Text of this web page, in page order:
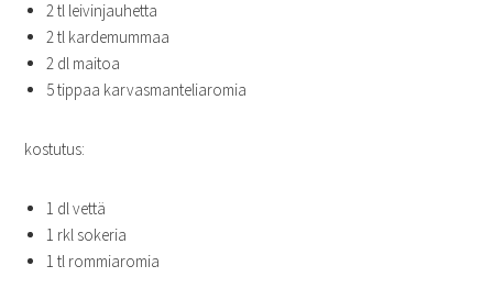
2 tl leivinjauhetta
2 tl kardemummaa
2 dl maitoa
5 tippaa karvasmanteliaromia
kostutus:
1 dl vettä
1 rkl sokeria
1 tl rommiaromia